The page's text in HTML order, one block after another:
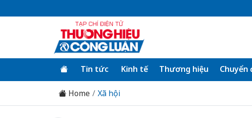
Tin tức Kinh tế Thương hiệu Chuyển
Home Xã hội